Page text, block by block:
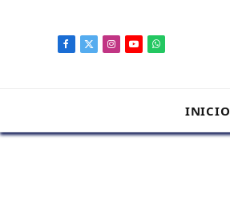
Facebook
X
Instagram
YouTubeWhatsApp
INICIO